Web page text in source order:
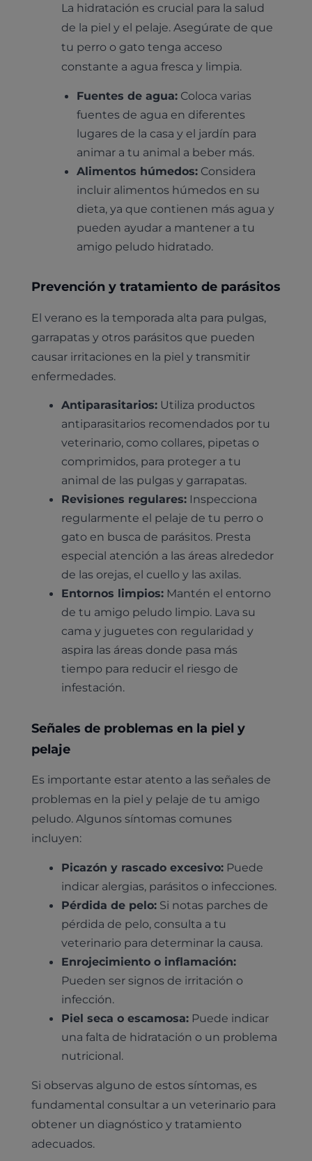
Pruebas diagnósticas
Diagnóstico veterinario por imagen
Laboratorio veterinario propio
Pruebas histológicas – microscopio
Identificación con microchip y pasaporte
Desparasitación
Esterilización
Hospitalización
Leishmaniasis
Cirugía
Medicina general
Dermatología
Traumatología
Medicina felina
Animales Exóticos
Todas las especialidades
Planes de salud para perros
Planes de salud para gatos
Todos los planes de salud
¿Quiénes somos?
Comité de expertos veterinarios
La hidratación es crucial para la salud
de la piel y el pelaje. Asegúrate de que
tu perro o gato tenga acceso
constante a agua fresca y limpia.
Fuentes de agua: Coloca varias
fuentes de agua en diferentes
lugares de la casa y el jardín para
animar a tu animal a beber más.
Alimentos húmedos: Considera
incluir alimentos húmedos en su
dieta, ya que contienen más agua y
pueden ayudar a mantener a tu
amigo peludo hidratado.
Prevención y tratamiento de parásitos
El verano es la temporada alta para pulgas,
garrapatas y otros parásitos que pueden
causar irritaciones en la piel y transmitir
enfermedades.
Antiparasitarios: Utiliza productos
antiparasitarios recomendados por tu
veterinario, como collares, pipetas o
comprimidos, para proteger a tu
animal de las pulgas y garrapatas.
Revisiones regulares: Inspecciona
regularmente el pelaje de tu perro o
gato en busca de parásitos. Presta
especial atención a las áreas alrededor
de las orejas, el cuello y las axilas.
Entornos limpios: Mantén el entorno
de tu amigo peludo limpio. Lava su
cama y juguetes con regularidad y
aspira las áreas donde pasa más
tiempo para reducir el riesgo de
infestación.
Señales de problemas en la piel y
pelaje
Es importante estar atento a las señales de
problemas en la piel y pelaje de tu amigo
peludo. Algunos síntomas comunes
incluyen:
Picazón y rascado excesivo: Puede
indicar alergias, parásitos o infecciones.
Pérdida de pelo: Si notas parches de
pérdida de pelo, consulta a tu
veterinario para determinar la causa.
Enrojecimiento o inflamación:
Pueden ser signos de irritación o
infección.
Piel seca o escamosa: Puede indicar
una falta de hidratación o un problema
nutricional.
Si observas alguno de estos síntomas, es
fundamental consultar a un veterinario para
obtener un diagnóstico y tratamiento
adecuados.